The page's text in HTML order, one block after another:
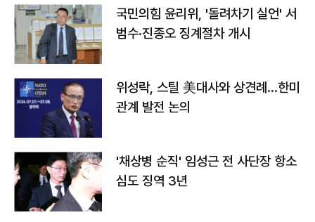
국민의힘 윤리위, '돌려차기 실언' 서
범수·진종오 징계절차 개시
위성락, 스틸 美대사와 상견례…한미
관계 발전 논의
'채상병 순직' 임성근 전 사단장 항소
심도 징역 3년